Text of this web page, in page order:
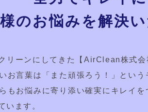
のお悩みを解決
リーンにしてきた【AirClean株式
お言葉は「また頑張ろう！」とい
もお悩みに寄り添い確実にキレイ
います。